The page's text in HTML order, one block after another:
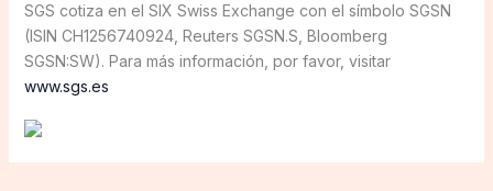
SGS cotiza en el SIX Swiss Exchange con el símbolo SGSN
(ISIN CH1256740924, Reuters SGSN.S, Bloomberg
SGSN:SW). Para más información, por favor, visitar
www.sgs.es